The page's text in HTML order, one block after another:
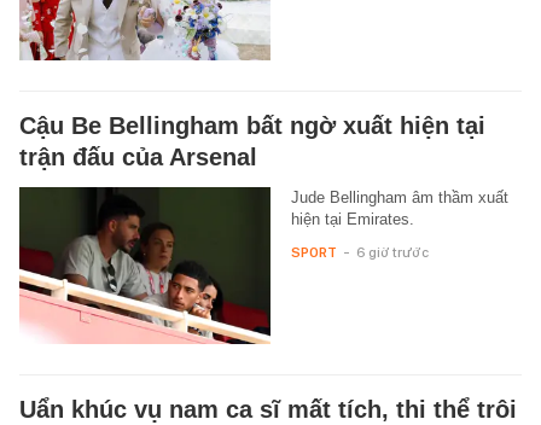
Cậu Be Bellingham bất ngờ xuất hiện tại
trận đấu của Arsenal
Jude Bellingham âm thầm xuất
hiện tại Emirates.
SPORT - 6 giờ trước
Uẩn khúc vụ nam ca sĩ mất tích, thi thể trôi